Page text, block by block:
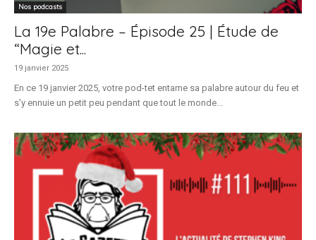
Nos podcasts
La 19e Palabre – Épisode 25 | Étude de
“Magie et...
19 janvier 2025
En ce 19 janvier 2025, votre pod-tet entame sa palabre autour du feu et
s'y ennuie un petit peu pendant que tout le monde...